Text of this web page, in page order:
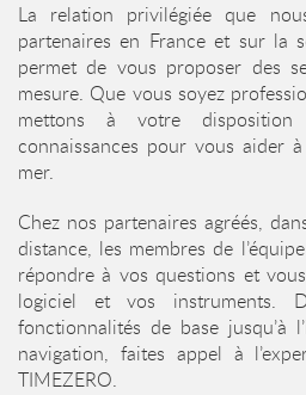
La relation privilégiée que
partenaires en France et sur la
permet de vous proposer des
mesure. Que vous soyez
mettons à votre
connaissances pour vous aider
mer.
Chez nos partenaires agréés,
distance, les membres de
répondre à vos questions et
logiciel et vos instruments.
fonctionnalités de base jusqu’à
navigation, faites appel à
TIMEZERO.